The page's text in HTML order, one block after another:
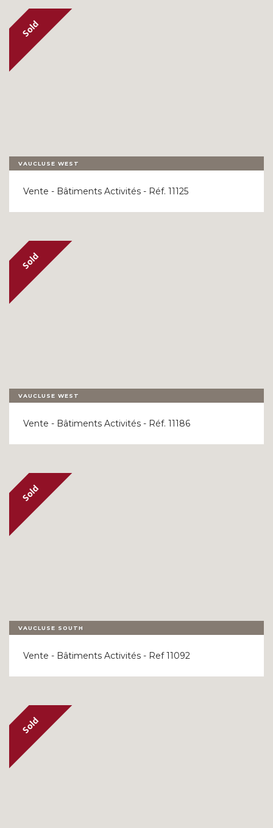
VAUCLUSE WEST
Vente - Bâtiments Activités - Réf. 11125
VAUCLUSE WEST
Vente - Bâtiments Activités - Réf. 11186
VAUCLUSE SOUTH
Vente - Bâtiments Activités - Ref 11092